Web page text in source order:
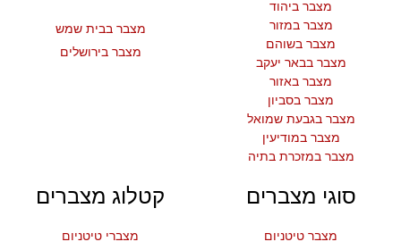
מצבר ביהוד
מצבר במזור
מצבר בשוהם
מצבר בבאר יעקב
מצבר באזור
מצבר בסביון
מצבר בגבעת שמואל
מצבר במודיעין
מצבר במזכרת בתיה
מצבר בבית שמש
מצבר בירושלים
סוגי מצברים
מצבר טיטניום
קטלוג מצברים
מצברי טיטניום